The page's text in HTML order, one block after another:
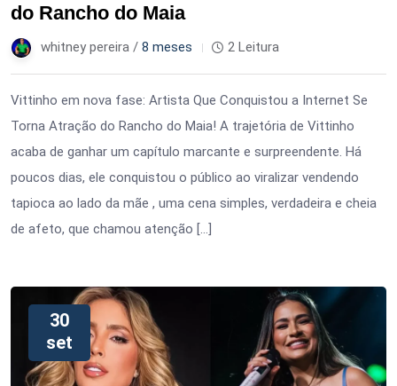
do Rancho do Maia
whitney pereira / 8 meses 2 Leitura
Vittinho em nova fase: Artista Que Conquistou a Internet Se
Torna Atração do Rancho do Maia! A trajetória de Vittinho
acaba de ganhar um capítulo marcante e surpreendente. Há
poucos dias, ele conquistou o público ao viralizar vendendo
tapioca ao lado da mãe , uma cena simples, verdadeira e cheia
de afeto, que chamou atenção […]
30
set